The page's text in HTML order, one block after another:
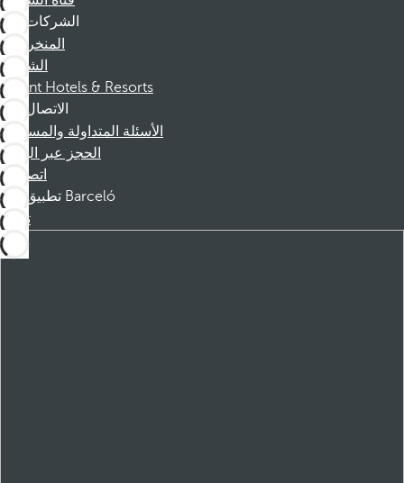
الشركات
المنخرطين
الشركاء
Dorint Hotels & Resorts
الاتصال
الأسئلة المتداولة والمساعدة
الحجز عبر الهاتف
اتصل بنا
تطبيق Barceló
تنزيل